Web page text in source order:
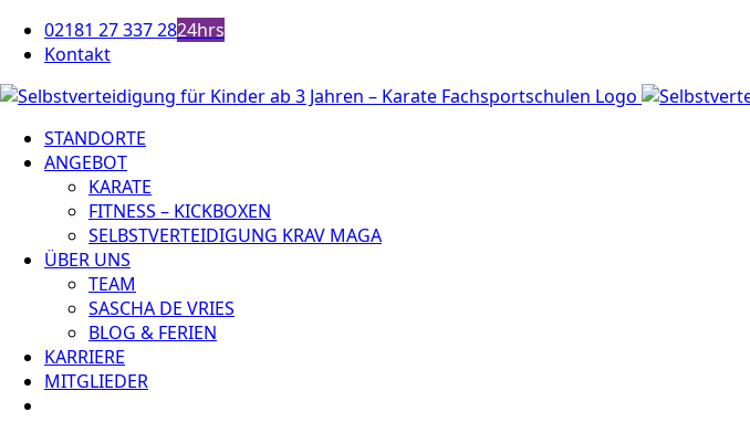
Zum
Inhalt
02181 27 337 2824hrs
Kontakt
STANDORTE
ANGEBOT
KARATE
FITNESS – KICKBOXEN
SELBSTVERTEIDIGUNG KRAV MAGA
ÜBER UNS
TEAM
SASCHA DE VRIES
BLOG & FERIEN
KARRIERE
MITGLIEDER